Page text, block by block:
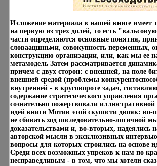
Изложение материала в нашей книге имеет
на первую из трех долей, то есть
части определяются основные понятия,
словаацшньми, совокупность переменных,
конструкцию организации, или, как мы ее
метамодель Затем рассматривается
причем с двух сторон: с внешней, на поле
внешней средой (проблемы
внутренней - в круговороте задач,
содержание стратегического управления
сознательно пожертвовали
идей книги Мотив этой скупости двояк:
не сбивать ход последовательно-логичной
доказательствами и, во-вторых, надеялись
авторской мысли в эксклюзивных
вопросы для которых строились на основе
Среди всех возможных упреков к нам по
несправедливым - в том, что мы хотели